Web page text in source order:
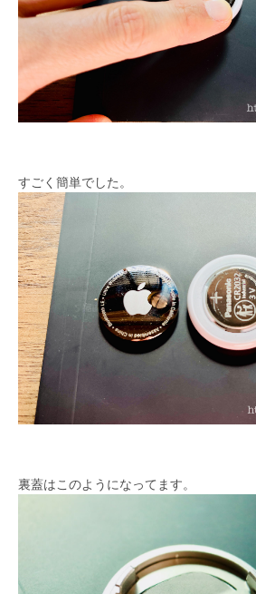
すごく簡単でした。
裏蓋はこのようになってます。